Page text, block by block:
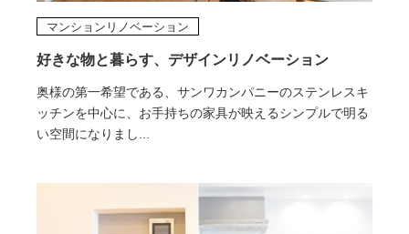
好きな物と暮らす、デザインリノベーション
奥様の第一希望である、サンワカンパニーのステンレスキ
ッチンを中心に、お手持ちの家具が映えるシンプルで明る
い空間になりまし...
マンションリノベーション